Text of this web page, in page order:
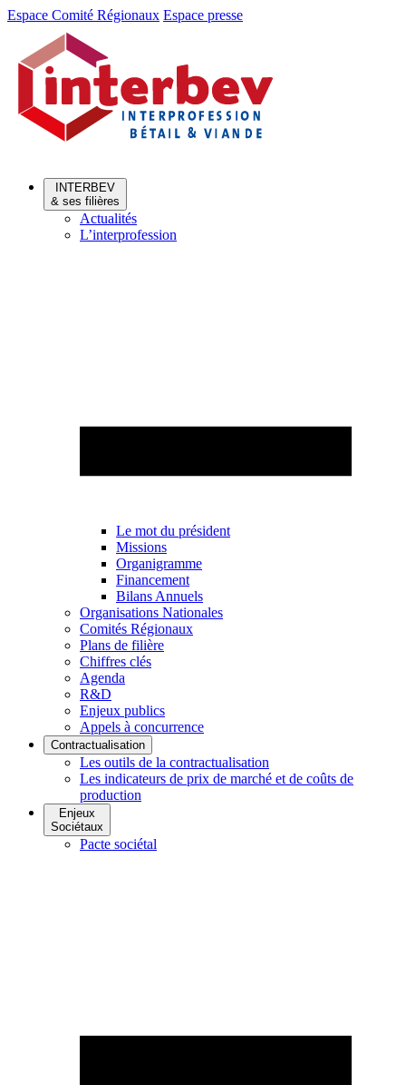
Aller
Aller
contenu
Espace Comité Régionaux Espace presse
INTERBEV
& ses filières
Actualités
L’interprofession
Le mot du président
Missions
Organigramme
Financement
Bilans Annuels
Organisations Nationales
Comités Régionaux
Plans de filière
Chiffres clés
Agenda
R&D
Enjeux publics
Appels à concurrence
Contractualisation
Les outils de la contractualisation
Les indicateurs de prix de marché et de coûts de
production
Enjeux
Sociétaux
Pacte sociétal